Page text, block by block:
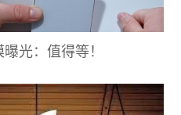
光：值得等！